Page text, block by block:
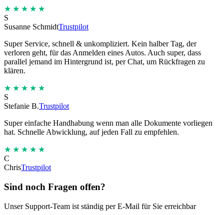
★★★★★
S
Susanne SchmidtTrustpilot
Super Service, schnell & unkompliziert. Kein halber Tag, der
verloren geht, für das Anmelden eines Autos. Auch super, dass
parallel jemand im Hintergrund ist, per Chat, um Rückfragen zu
klären.
★★★★★
S
Stefanie B.Trustpilot
Super einfache Handhabung wenn man alle Dokumente vorliegen
hat. Schnelle Abwicklung, auf jeden Fall zu empfehlen.
★★★★★
C
ChrisTrustpilot
Sind noch Fragen offen?
Unser Support-Team ist ständig per E-Mail für Sie erreichbar